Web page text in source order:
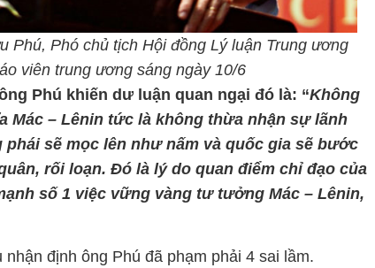
Phú, Phó chủ tịch Hội đồng Lý luận Trung ương
viên trung ương sáng ngày 10/6
Phú khiến dư luận quan ngại đó là: “Không
Mác – Lênin tức là không thừa nhận sự lãnh
phái sẽ mọc lên như nấm và quốc gia sẽ bước
rối loạn. Đó là lý do quan điểm chỉ đạo của
số 1 việc vững vàng tư tưởng Mác – Lênin,
định ông Phú đã phạm phải 4 sai lầm.